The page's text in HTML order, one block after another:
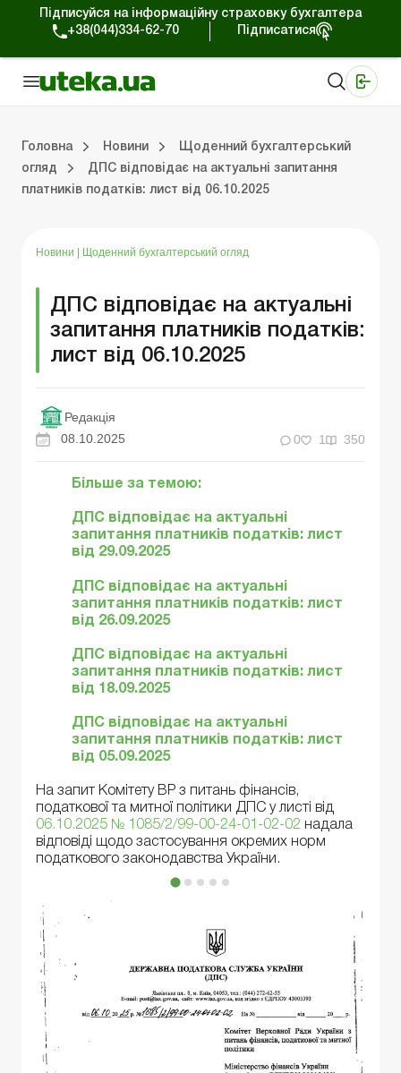
Підписуйся на інформаційну страховку бухгалтера
+38(044)334-62-70
Підписатися
Головна Новини
Щоденний бухгалтерський
огляд
ДПС відповідає на актуальні запитання
платників податків: лист від 06.10.2025
Новини Щоденний бухгалтерський огляд
ДПС відповідає на актуальні
запитання платників податків:
лист від 06.10.2025
Редакція
08.10.2025
0 1 350
Більше за темою:
ДПС відповідає на актуальні
запитання платників податків: лист
від 29.09.2025
ДПС відповідає на актуальні
запитання платників податків: лист
від 26.09.2025
ДПС відповідає на актуальні
запитання платників податків: лист
від 18.09.2025
ДПС відповідає на актуальні
запитання платників податків: лист
від 05.09.2025
На запит Комітету ВР з питань фінансів,
податкової та митної політики ДПС у листі від
06.10.2025 № 1085/2/99-00-24-01-02-02 надала
відповіді щодо застосування окремих норм
податкового законодавства України.